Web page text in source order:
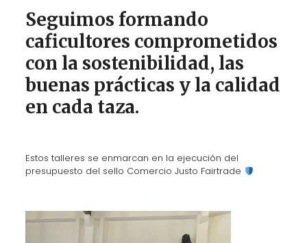
Seguimos formando
caficultores comprometidos
con la sostenibilidad, las
buenas prácticas y la calidad
en cada taza.
Estos talleres se enmarcan en la ejecución del
presupuesto del sello Comercio Justo Fairtrade